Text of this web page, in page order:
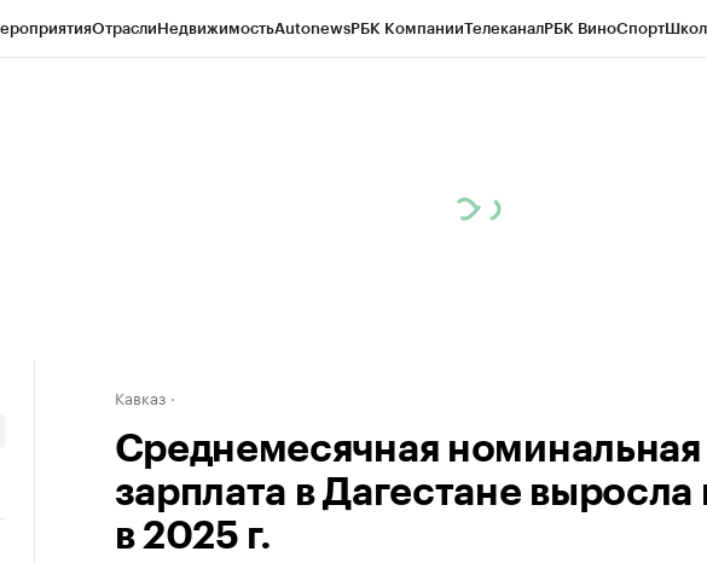
ОтраслиНедвижимостьAutonewsРБК КомпанииТелеканалРБК ВиноСпорт
Кавказ
Среднемесячная номинальная
зарплата в Дагестане выросла
в 2025 г.